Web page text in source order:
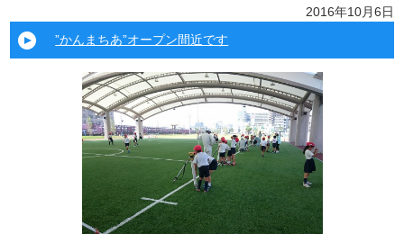
2016年10月6日
”かんまちあ”オープン間近です